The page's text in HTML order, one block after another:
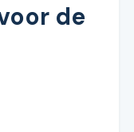
de